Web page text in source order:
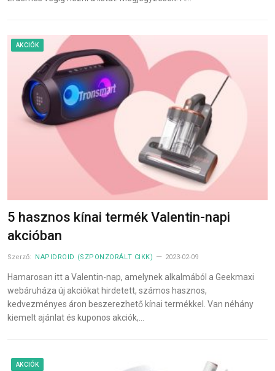
AKCIÓK
5 hasznos kínai termék Valentin-napi
akcióban
Szerző: NAPIDROID (SZPONZORÁLT CIKK) 2023-02-09
Hamarosan itt a Valentin-nap, amelynek alkalmából a Geekmaxi
webáruháza új akciókat hirdetett, számos hasznos,
kedvezményes áron beszerezhető kínai termékkel. Van néhány
kiemelt ajánlat és kuponos akciók,…
AKCIÓK